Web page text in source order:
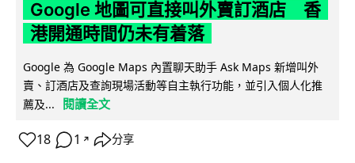
Google 地圖可直接叫外賣訂酒店 香
港開通時間仍未有着落
Google 為 Google Maps 內置聊天助手 Ask Maps 新增叫外
賣、訂酒店及查詢現場活動等自主執行功能，並引入個人化推
薦及...
閱讀全文
18 1 ↗ 分享